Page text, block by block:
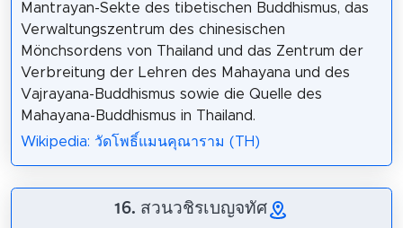
Mantrayan-Sekte des tibetischen Buddhismus, das
Verwaltungszentrum des chinesischen
Mönchsordens von Thailand und das Zentrum der
Verbreitung der Lehren des Mahayana und des
Vajrayana-Buddhismus sowie die Quelle des
Mahayana-Buddhismus in Thailand.
Wikipedia: วัดโพธิ์แมนคุณาราม (TH)
16. สวนวชิรเบญจทัศ